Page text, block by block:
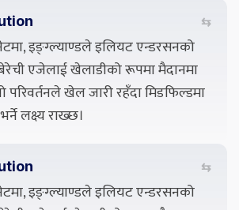
⇆
इङ्ग्ल्याण्डले इलियट एन्डरसनको
एजेलाई खेलाडीको रूपमा मैदानमा
परिवर्तनले खेल जारी रहँदा मिडफिल्डमा
लक्ष्य राख्छ।
⇆
इङ्ग्ल्याण्डले इलियट एन्डरसनको